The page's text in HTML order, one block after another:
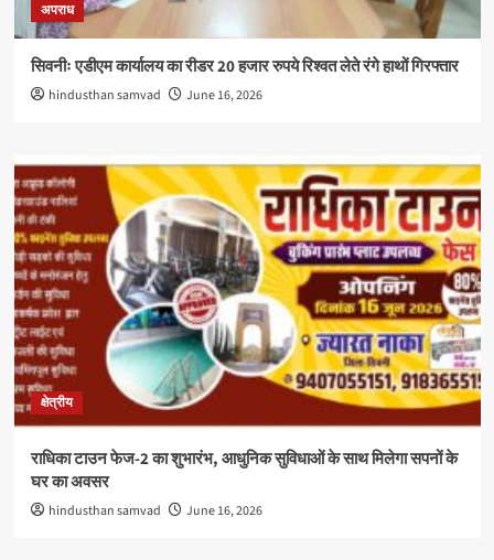
अपराध
सिवनीः एडीएम कार्यालय का रीडर 20 हजार रुपये रिश्वत लेते रंगे हाथों गिरफ्तार
hindusthan samvad June 16, 2026
क्षेत्रीय
राधिका टाउन फेज-2 का शुभारंभ, आधुनिक सुविधाओं के साथ मिलेगा सपनों के
घर का अवसर
hindusthan samvad June 16, 2026